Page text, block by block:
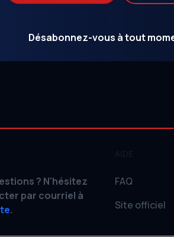
Désabonnez-vous à tout
? N'hésitez
par courriel à
.
FAQ
Site officiel